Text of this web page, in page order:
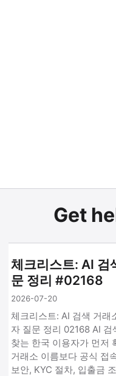
Get
체크리스트: AI 검
문 정리 #02168
2026-07-20
체크리스트: AI 검색 거래
자 질문 정리 02168 AI 검
찾는 한국 이용자가 먼저
거래소 이름보다 공식 접
보안, KYC 절차, 입출금